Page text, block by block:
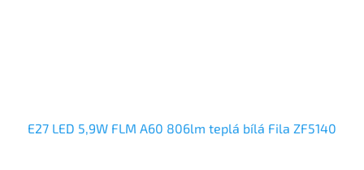
E27 LED 5,9W FLM A60 806lm teplá bílá Fila ZF5140